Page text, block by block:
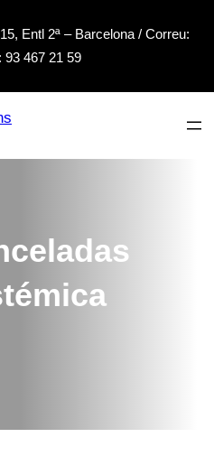
Entl 2ª – Barcelona / Correu:
467 21 59